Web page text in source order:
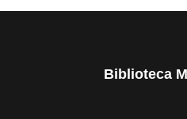
Biblioteca